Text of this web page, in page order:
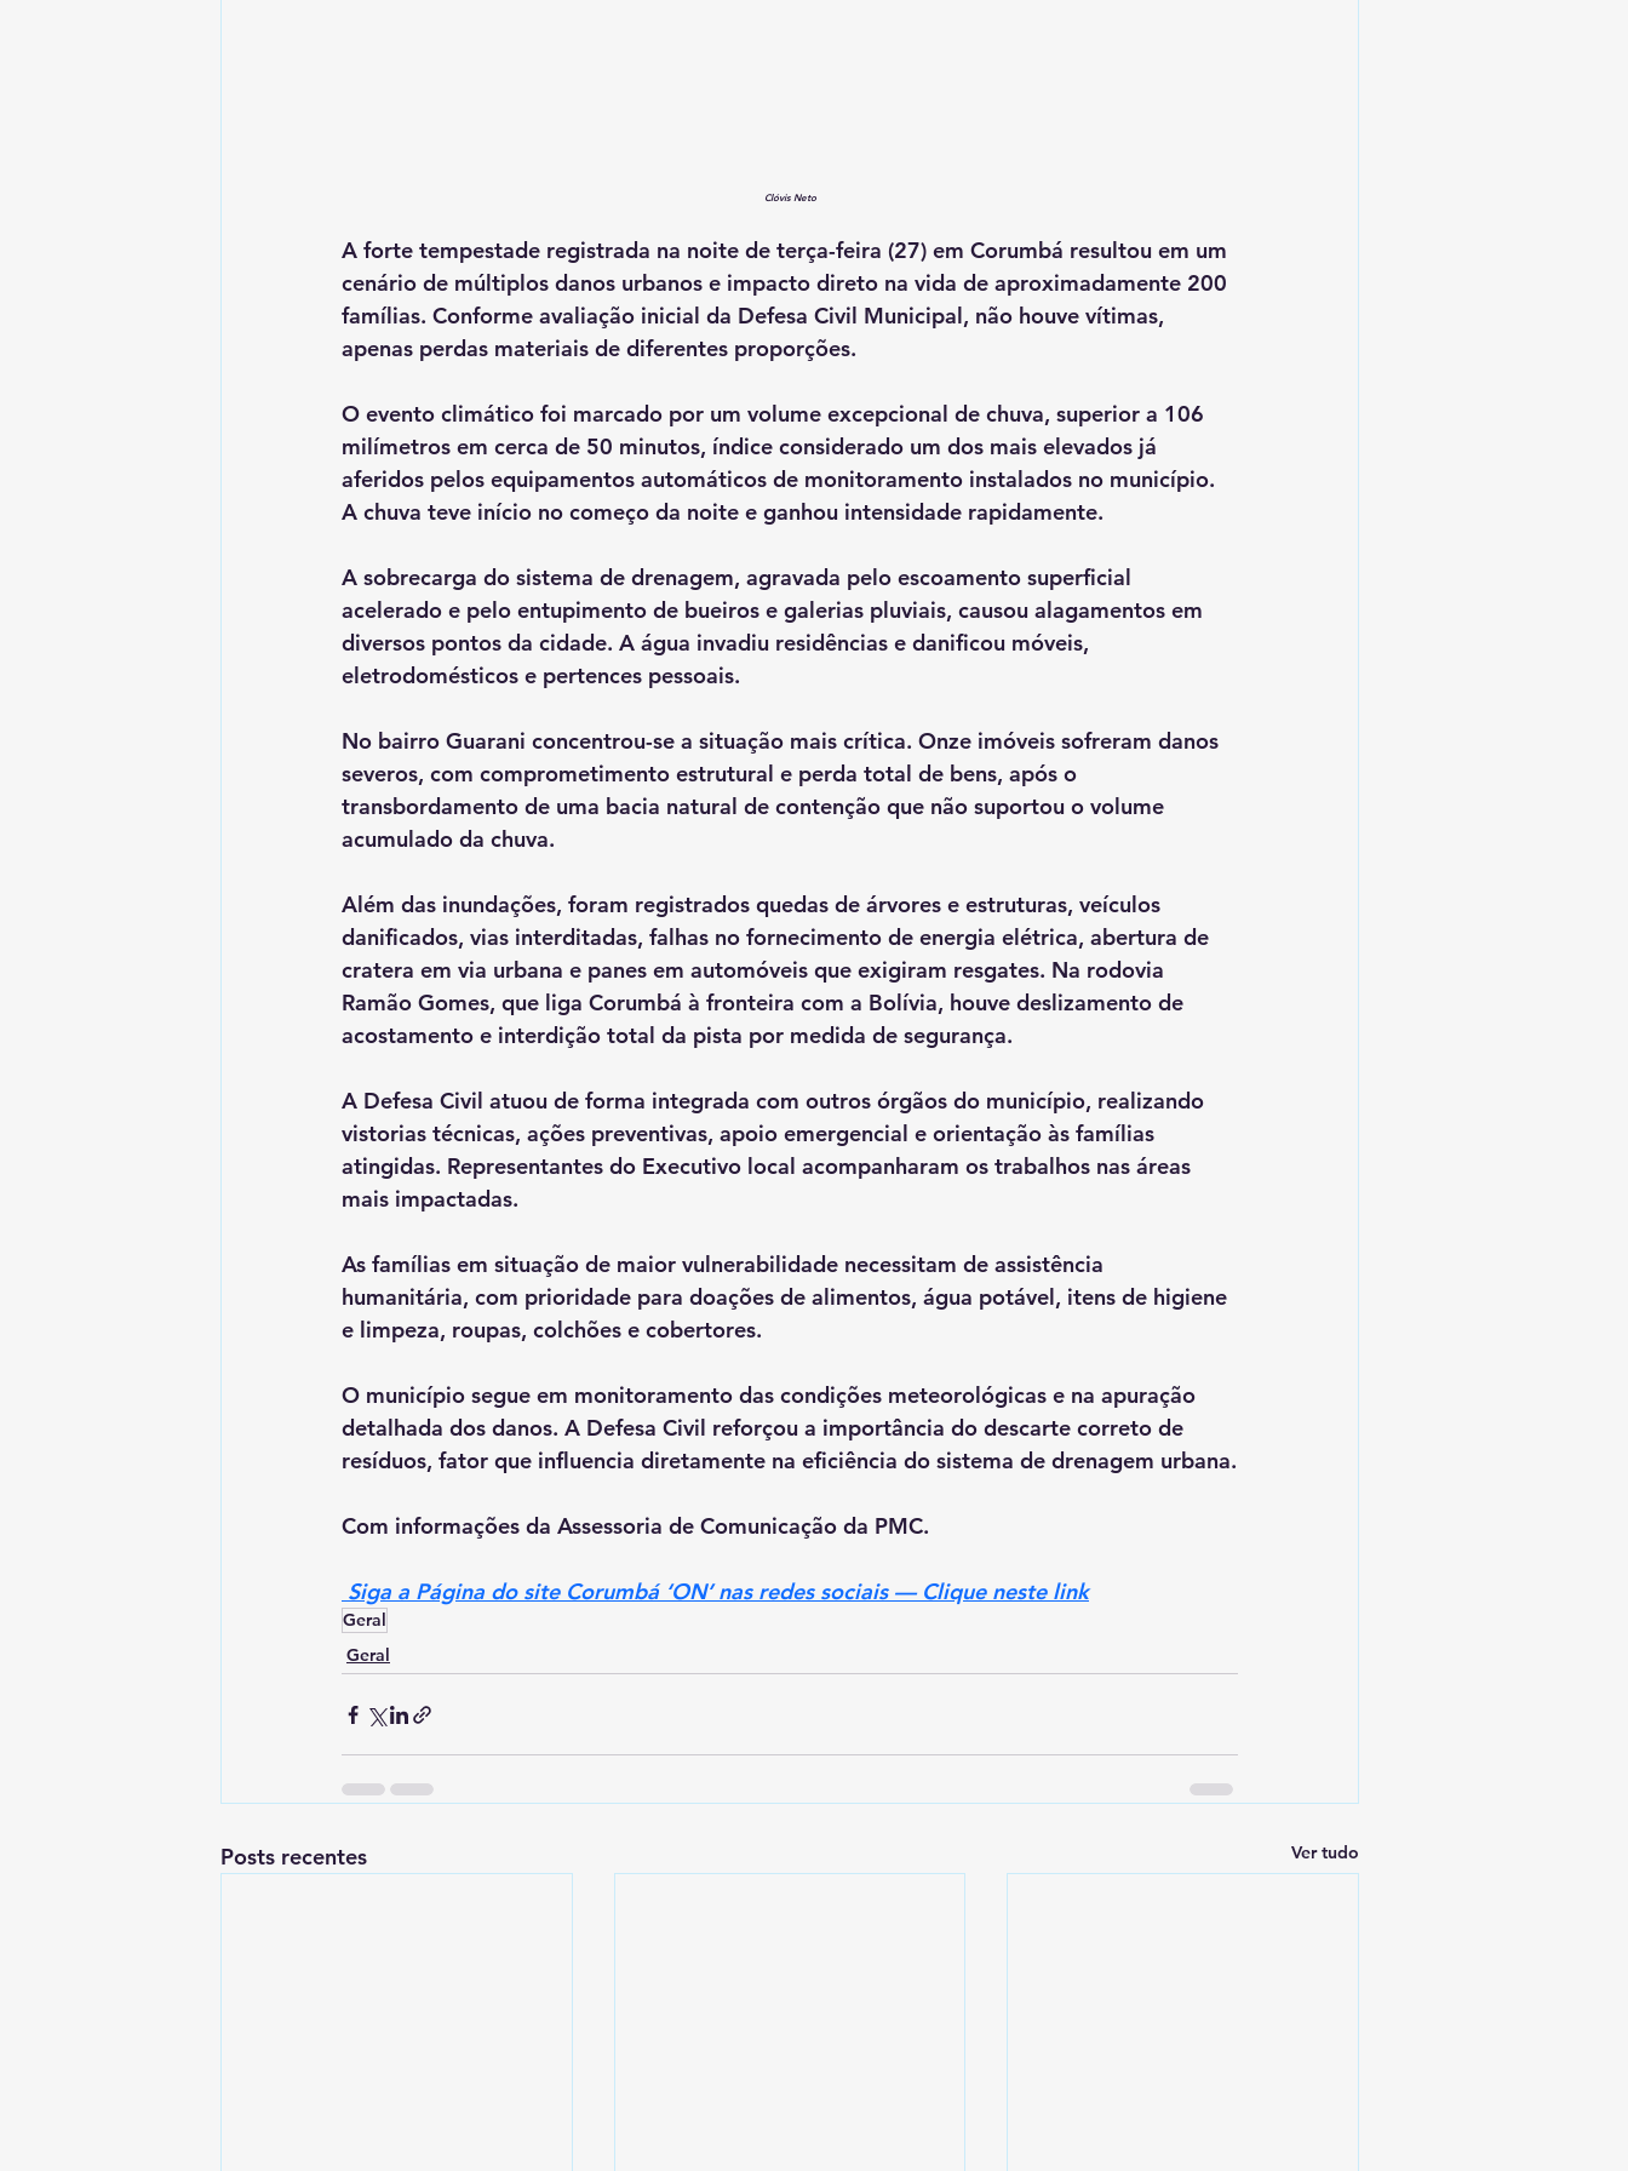
Clóvis Neto
A forte tempestade registrada na noite de terça-feira (27) em Corumbá resultou em um
cenário de múltiplos danos urbanos e impacto direto na vida de aproximadamente 200
famílias. Conforme avaliação inicial da Defesa Civil Municipal, não houve vítimas,
apenas perdas materiais de diferentes proporções.
O evento climático foi marcado por um volume excepcional de chuva, superior a 106
milímetros em cerca de 50 minutos, índice considerado um dos mais elevados já
aferidos pelos equipamentos automáticos de monitoramento instalados no município.
A chuva teve início no começo da noite e ganhou intensidade rapidamente.
A sobrecarga do sistema de drenagem, agravada pelo escoamento superficial
acelerado e pelo entupimento de bueiros e galerias pluviais, causou alagamentos em
diversos pontos da cidade. A água invadiu residências e danificou móveis,
eletrodomésticos e pertences pessoais.
No bairro Guarani concentrou-se a situação mais crítica. Onze imóveis sofreram danos
severos, com comprometimento estrutural e perda total de bens, após o
transbordamento de uma bacia natural de contenção que não suportou o volume
acumulado da chuva.
Além das inundações, foram registrados quedas de árvores e estruturas, veículos
danificados, vias interditadas, falhas no fornecimento de energia elétrica, abertura de
cratera em via urbana e panes em automóveis que exigiram resgates. Na rodovia
Ramão Gomes, que liga Corumbá à fronteira com a Bolívia, houve deslizamento de
acostamento e interdição total da pista por medida de segurança.
A Defesa Civil atuou de forma integrada com outros órgãos do município, realizando
vistorias técnicas, ações preventivas, apoio emergencial e orientação às famílias
atingidas. Representantes do Executivo local acompanharam os trabalhos nas áreas
mais impactadas.
As famílias em situação de maior vulnerabilidade necessitam de assistência
humanitária, com prioridade para doações de alimentos, água potável, itens de higiene
e limpeza, roupas, colchões e cobertores.
O município segue em monitoramento das condições meteorológicas e na apuração
detalhada dos danos. A Defesa Civil reforçou a importância do descarte correto de
resíduos, fator que influencia diretamente na eficiência do sistema de drenagem urbana.
Com informações da Assessoria de Comunicação da PMC.
Siga a Página do site Corumbá ‘ON’ nas redes sociais — Clique neste link
Geral
Geral
Posts recentes Ver tudo